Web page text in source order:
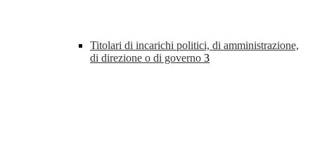
Titolari di incarichi politici, di amministrazione,
di direzione o di governo 3